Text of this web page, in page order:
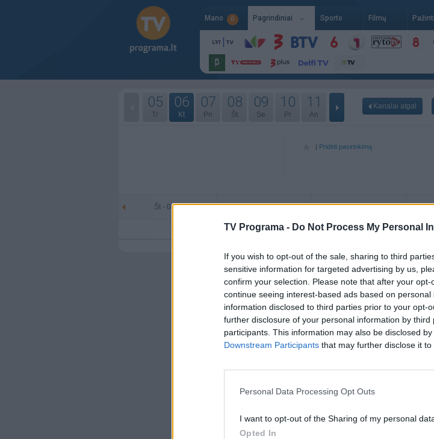
TV Programa - Do Not Process My Personal
If you wish to opt-out of the sale, sharing to third
sensitive information for targeted advertising by us,
confirm your selection. Please note that after your
continue seeing interest-based ads based on
information disclosed to third parties prior to your opt-
further disclosure of your personal information by third
participants. This information may also be disclosed
Downstream Participants that may further disclose it to
Personal Data Processing Opt Outs
I want to opt-out of the Sharing of my personal
Opted In
Mano 0 Pagrindiniai Sporto Filmų
05
Tr
06
Kt
07
Pn
08
Št
09
Se
10
Pr
11
An
Kanalai atgal
| Pridėti pasirinkimą
Št - 06-06 Se - 06-07 Pr - 06-08